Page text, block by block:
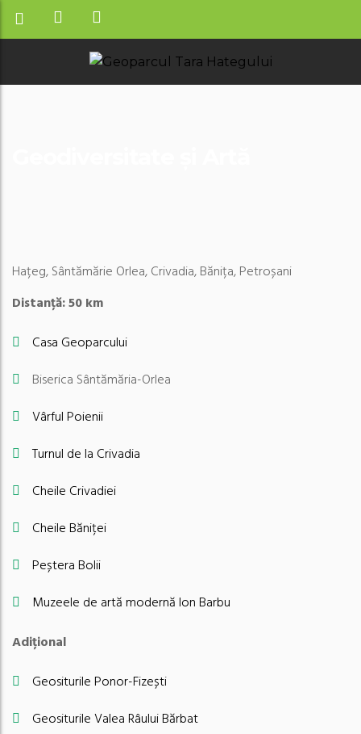
Hațeg, Sântămărie Orlea, Crivadia, Bănița, Petroșani
Distanță: 50 km
Casa Geoparcului
Biserica Sântămăria-Orlea
Vârful Poienii
Turnul de la Crivadia
Cheile Crivadiei
Cheile Băniței
Peștera Bolii
Muzeele de artă modernă Ion Barbu
Adițional
Geositurile Ponor-Fizești
Geositurile Valea Râului Bărbat